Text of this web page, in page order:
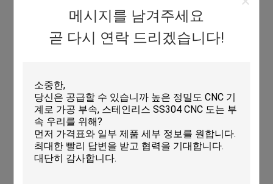
메시지를 남겨주세요
곧 다시 연락 드리겠습니다!